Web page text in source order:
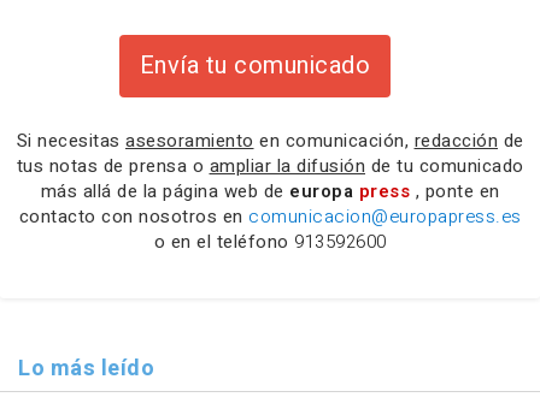
Envía tu comunicado
Si necesitas asesoramiento en comunicación, redacción de
tus notas de prensa o ampliar la difusión de tu comunicado
más allá de la página web de europa press , ponte en
contacto con nosotros en comunicacion@europapress.es
o en el teléfono 913592600
Lo más leído